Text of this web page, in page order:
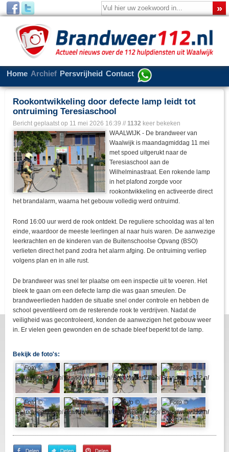
Home Archief Persvrijheid Contact
Rookontwikkeling door defecte lamp leidt tot
ontruiming Teresiaschool
Bericht geplaatst op 11 mei 2026 16:39 // 1132 keer bekeken
WAALWIJK - De brandweer van
Waalwijk is maandagmiddag 11 mei
met spoed uitgerukt naar de
Teresiaschool aan de
Wilhelminastraat. Een rokende lamp
in het plafond zorgde voor
rookontwikkeling en activeerde direct
het brandalarm, waarna het gebouw volledig werd ontruimd.
Rond 16:00 uur werd de rook ontdekt. De reguliere schooldag was al ten
einde, waardoor de meeste leerlingen al naar huis waren. De aanwezige
leerkrachten en de kinderen van de Buitenschoolse Opvang (BSO)
verlieten direct het pand zodra het alarm afging. De ontruiming verliep
volgens plan en in alle rust.
De brandweer was snel ter plaatse om een inspectie uit te voeren. Het
bleek te gaan om een defecte lamp die was gaan smeulen. De
brandweerlieden hadden de situatie snel onder controle en hebben de
school geventileerd om de resterende rook te verdrijven. Nadat de
veiligheid was gecontroleerd, konden de aanwezigen het gebouw weer
in. Er vielen geen gewonden en de schade bleef beperkt tot de lamp.
Bekijk de foto's:
Share
Share
Pin